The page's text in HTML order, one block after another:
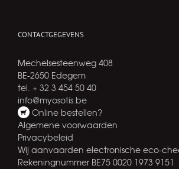
CONTACTGEGEVENS
Mechelsesteenweg 408
BE-2650 Edegem
tel. + 32 3 454 50 40
info@myosotis.be
Online bestellen?
Algemene voorwaarden
Privacybeleid
Wij aanvaarden electronische eco-
Rekeningnummer BE75 0020 1973 9151